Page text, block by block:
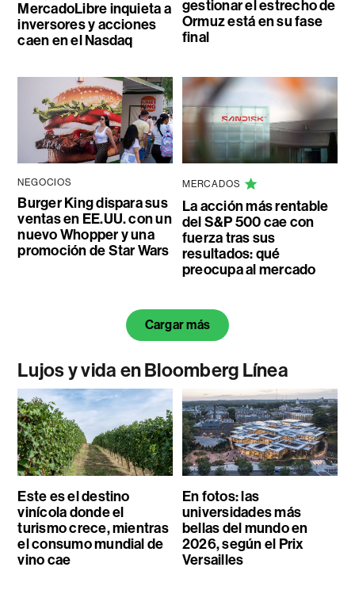
MercadoLibre inquieta a
inversores y acciones
caen en el Nasdaq
gestionar el estrecho de
Ormuz está en su fase
final
NEGOCIOS
Burger King dispara sus
ventas en EE.UU. con un
nuevo Whopper y una
promoción de Star Wars
MERCADOS
La acción más rentable
del S&P 500 cae con
fuerza tras sus
resultados: qué
preocupa al mercado
Cargar más
Lujos y vida en Bloomberg Línea
Este es el destino
vinícola donde el
turismo crece, mientras
el consumo mundial de
vino cae
En fotos: las
universidades más
bellas del mundo en
2026, según el Prix
Versailles